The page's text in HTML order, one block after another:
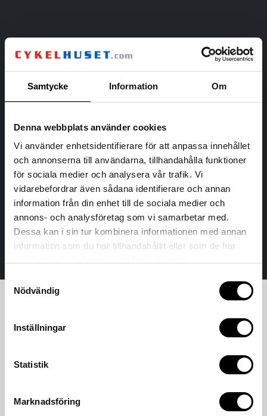
Samtycke Information Om
Denna webbplats använder cookies
Vi använder enhetsidentifierare för att anpassa innehållet
och annonserna till användarna, tillhandahålla funktioner
för sociala medier och analysera vår trafik. Vi
vidarebefordrar även sådana identifierare och annan
information från din enhet till de sociala medier och
annons- och analysföretag som vi samarbetar med.
Dessa kan i sin tur kombinera informationen med annan
information som du har tillhandahållit eller som de har
Samtyckesval
Nödvändig
Inställningar
Statistik
Marknadsföring
© Copyright 2025. All Rights Reserved.